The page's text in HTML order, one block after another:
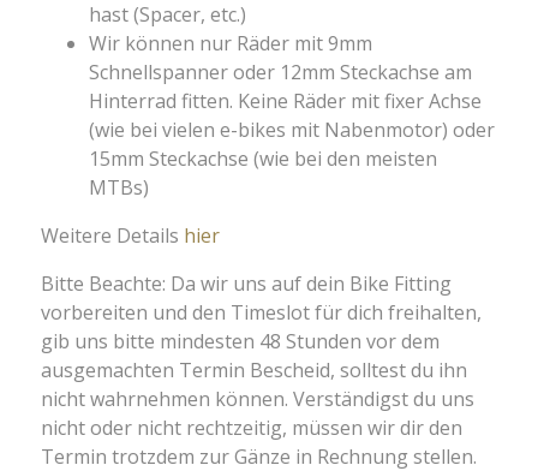
hast (Spacer, etc.)
Wir können nur Räder mit 9mm
Schnellspanner oder 12mm Steckachse am
Hinterrad fitten. Keine Räder mit fixer Achse
(wie bei vielen e-bikes mit Nabenmotor) oder
15mm Steckachse (wie bei den meisten
MTBs)
Weitere Details hier
Bitte Beachte: Da wir uns auf dein Bike Fitting
vorbereiten und den Timeslot für dich freihalten,
gib uns bitte mindesten 48 Stunden vor dem
ausgemachten Termin Bescheid, solltest du ihn
nicht wahrnehmen können. Verständigst du uns
nicht oder nicht rechtzeitig, müssen wir dir den
Termin trotzdem zur Gänze in Rechnung stellen.